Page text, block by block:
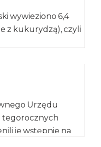
wywieziono 6,4
z kukurydzą), czyli
Urzędu
tegorocznych
je wstępnie na